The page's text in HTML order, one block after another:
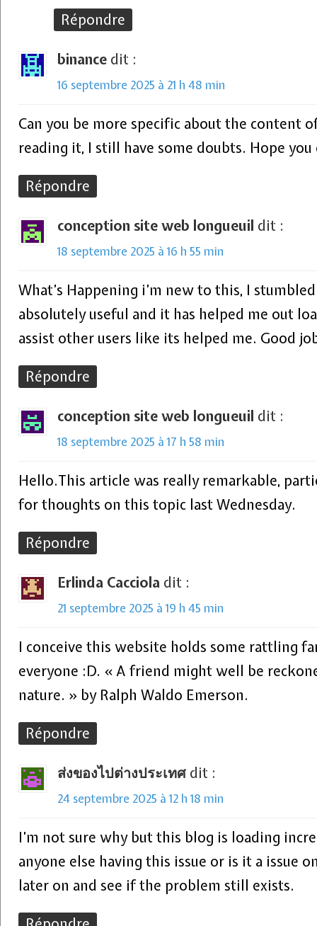
Répondre
binance dit :
16 septembre 2025 à 21 h 48 min
Can you be more specific about the content
reading it, I still have some doubts. Hope you
Répondre
conception site web longueuil dit :
18 septembre 2025 à 16 h 55 min
What’s Happening i’m new to this, I
absolutely useful and it has helped me out
assist other users like its helped me. Good
Répondre
conception site web longueuil dit :
18 septembre 2025 à 17 h 58 min
Hello.This article was really remarkable,
for thoughts on this topic last Wednesday.
Répondre
Erlinda Cacciola dit :
21 septembre 2025 à 19 h 45 min
I conceive this website holds some rattling
everyone :D. « A friend might well be
nature. » by Ralph Waldo Emerson.
Répondre
ส่งของไปต่างประเทศ dit :
24 septembre 2025 à 12 h 18 min
I’m not sure why but this blog is loading
anyone else having this issue or is it a issue
later on and see if the problem still exists.